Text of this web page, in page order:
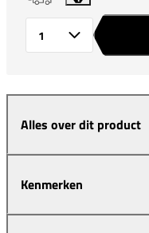
Alles over dit product
Kenmerken